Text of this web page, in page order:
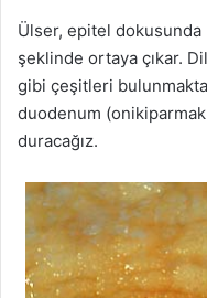
Ülser, epitel
şeklinde ortaya çıkar.
gibi çeşitleri
duodenum
duracağız.